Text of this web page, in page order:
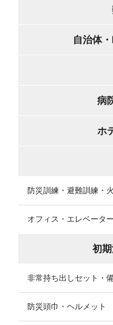
自治体
病
ホ
防災訓練・避難訓練・
オフィス・エレベータ
初
非常持ち出しセット・
防災頭巾・ヘルメット